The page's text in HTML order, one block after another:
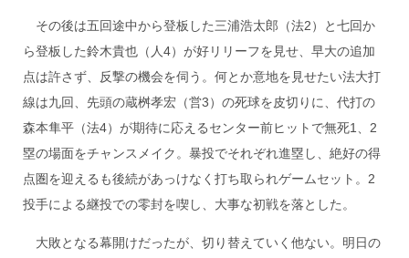
その後は五回途中から登板した三浦浩太郎（法2）と七回か
ら登板した鈴木貴也（人4）が好リリーフを見せ、早大の追加
点は許さず、反撃の機会を伺う。何とか意地を見せたい法大打
線は九回、先頭の蔵桝孝宏（営3）の死球を皮切りに、代打の
森本隼平（法4）が期待に応えるセンター前ヒットで無死1、2
塁の場面をチャンスメイク。暴投でそれぞれ進塁し、絶好の得
点圏を迎えるも後続があっけなく打ち取られゲームセット。2
投手による継投での零封を喫し、大事な初戦を落とした。
大敗となる幕開けだったが、切り替えていく他ない。明日の